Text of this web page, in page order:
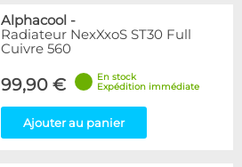
Alphacool -
Radiateur NexXxoS ST30 Full
Cuivre 560
99,90 €
En stock
Expédition immédiate
Ajouter au panier